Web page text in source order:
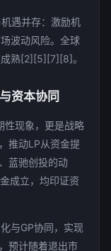
遇并存：激励机
波动风险。全球
熟[2][5][7][8]。
资本协同
性现象，更是战略
推动LP从资金提
蓝驰创投的动
成立，均印证资
与GP协同，实现
预计随着退出市